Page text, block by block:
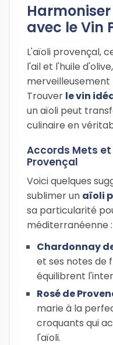
avec le Vin
L'aïoli provençal,
l'ail et l'huile
merveilleusement
Trouver le vin
un aïoli peut
culinaire en
Accords Mets et
Provençal
Voici quelques
sublimer un aïoli
sa particularité
méditerranéenne :
Chardonnay
et ses notes de
équilibrent
Rosé de
marie à la
croquants qui
l'aïoli.